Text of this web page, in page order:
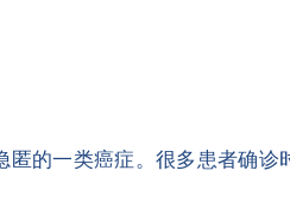
的一类癌症。很多患者确诊